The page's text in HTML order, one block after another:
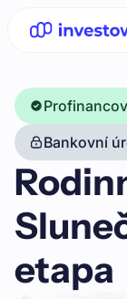
Bankovní
etapa